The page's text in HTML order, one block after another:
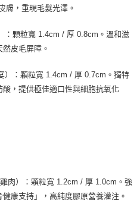
膚，重現毛髮光澤。
顆粒寬 1.4cm / 厚 0.8cm。溫和滋
皮毛屏障。
：顆粒寬 1.4cm / 厚 0.7cm。獨特
，提供極佳適口性與細胞抗氧化
肉）：顆粒寬 1.2cm / 厚 1.0cm。強
康支持」，高純度膠原營養灌注。